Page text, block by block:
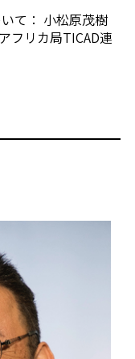
て： 小松原茂樹
フリカ局TICAD連